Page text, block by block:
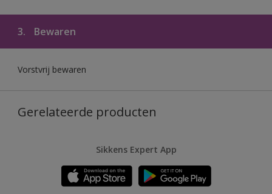
3. Bewaren
Vorstvrij bewaren
Gerelateerde producten
Sikkens Expert App